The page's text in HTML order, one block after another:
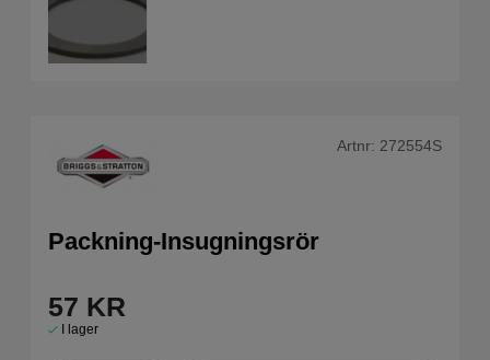
Artnr: 272554S
Packning-Insugningsrör
57 KR
I lager